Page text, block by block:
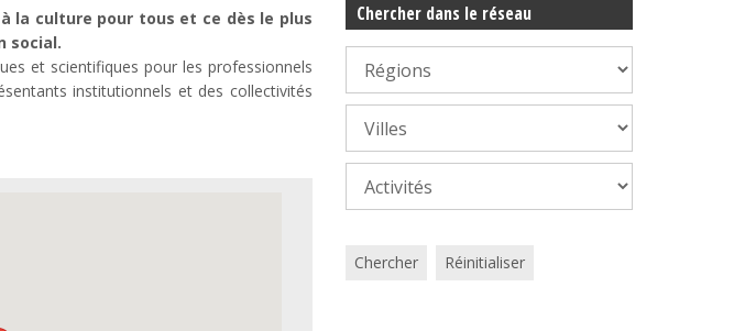
la culture pour tous et ce dès le plus
social.
et scientifiques pour les professionnels
institutionnels et des collectivités
Chercher dans le réseau
Chercher Réinitialiser